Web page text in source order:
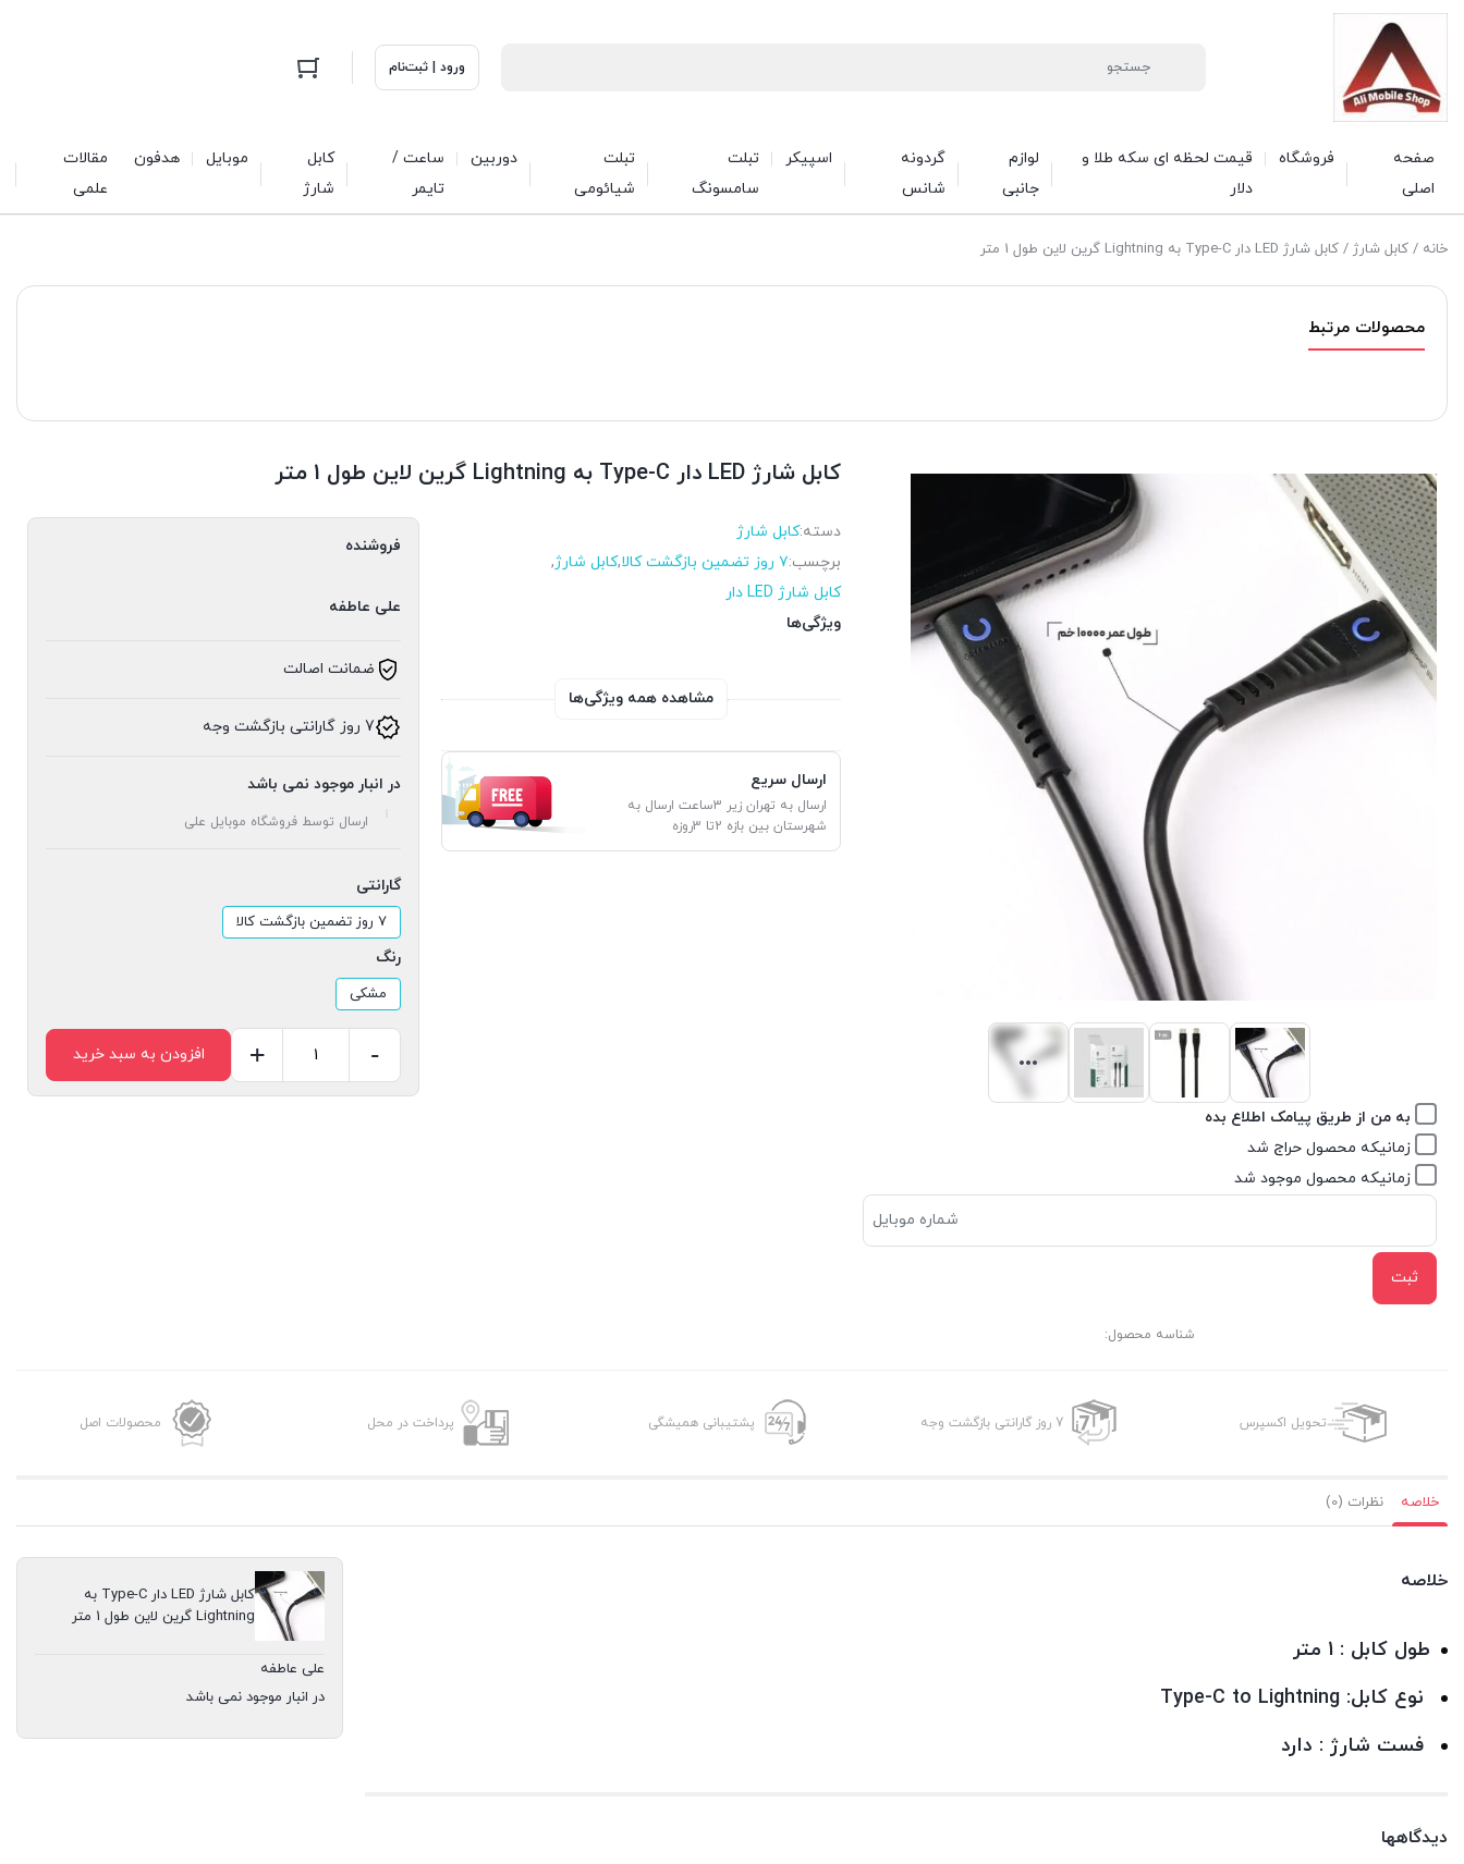
ورود | ثبت‌نام
صفحه
اصلی
فروشگاه
قیمت لحظه ای سکه طلا و
دلار
لوازم
جانبی
گردونه
شانس
اسپیکر
تبلت
سامسونگ
تبلت
شیائومی
دوربین
ساعت /
تایمر
کابل
شارژ
موبایل هدفون
مقالات
علمی
خانه / کابل شارژ / کابل شارژ LED دار Type-C به Lightning گرین لاین طول 1 متر
محصولات مرتبط
به من از طریق پیامک اطلاع بده
زمانیکه محصول حراج شد
زمانیکه محصول موجود شد
ثبت
شناسه محصول:
کابل شارژ LED دار Type-C به Lightning گرین لاین طول 1 متر
دسته:کابل شارژ
برچسب:۷ روز تضمین بازگشت کالا ,کابل شارژ,
کابل شارژ LED دار
ویژگی‌ها
مشاهده همه ویژگی‌ها
ارسال سریع
ارسال به تهران زیر 3ساعت ارسال به
شهرستان بین بازه 2تا 3روزه
فروشنده
علی عاطفه
ضمانت اصالت
7 روز گارانتی بازگشت وجه
در انبار موجود نمی باشد
ارسال توسط فروشگاه موبایل علی
گارانتی
۷ روز تضمین بازگشت کالا
رنگ
مشکی
شارژ
متر
-
+ افزودن به سبد خرید
تحویل اکسپرس 7 روز گارانتی بازگشت وجه پشتیبانی همیشگی پرداخت در محل محصولات اصل
خلاصه نظرات (0)
خلاصه
طول کابل : 1 متر
نوع کابل: Type-C to Lightning
فست شارژ : دارد
دیدگاهها
کابل شارژ LED دار Type-C به
Lightning گرین لاین طول 1 متر
علی عاطفه
در انبار موجود نمی باشد